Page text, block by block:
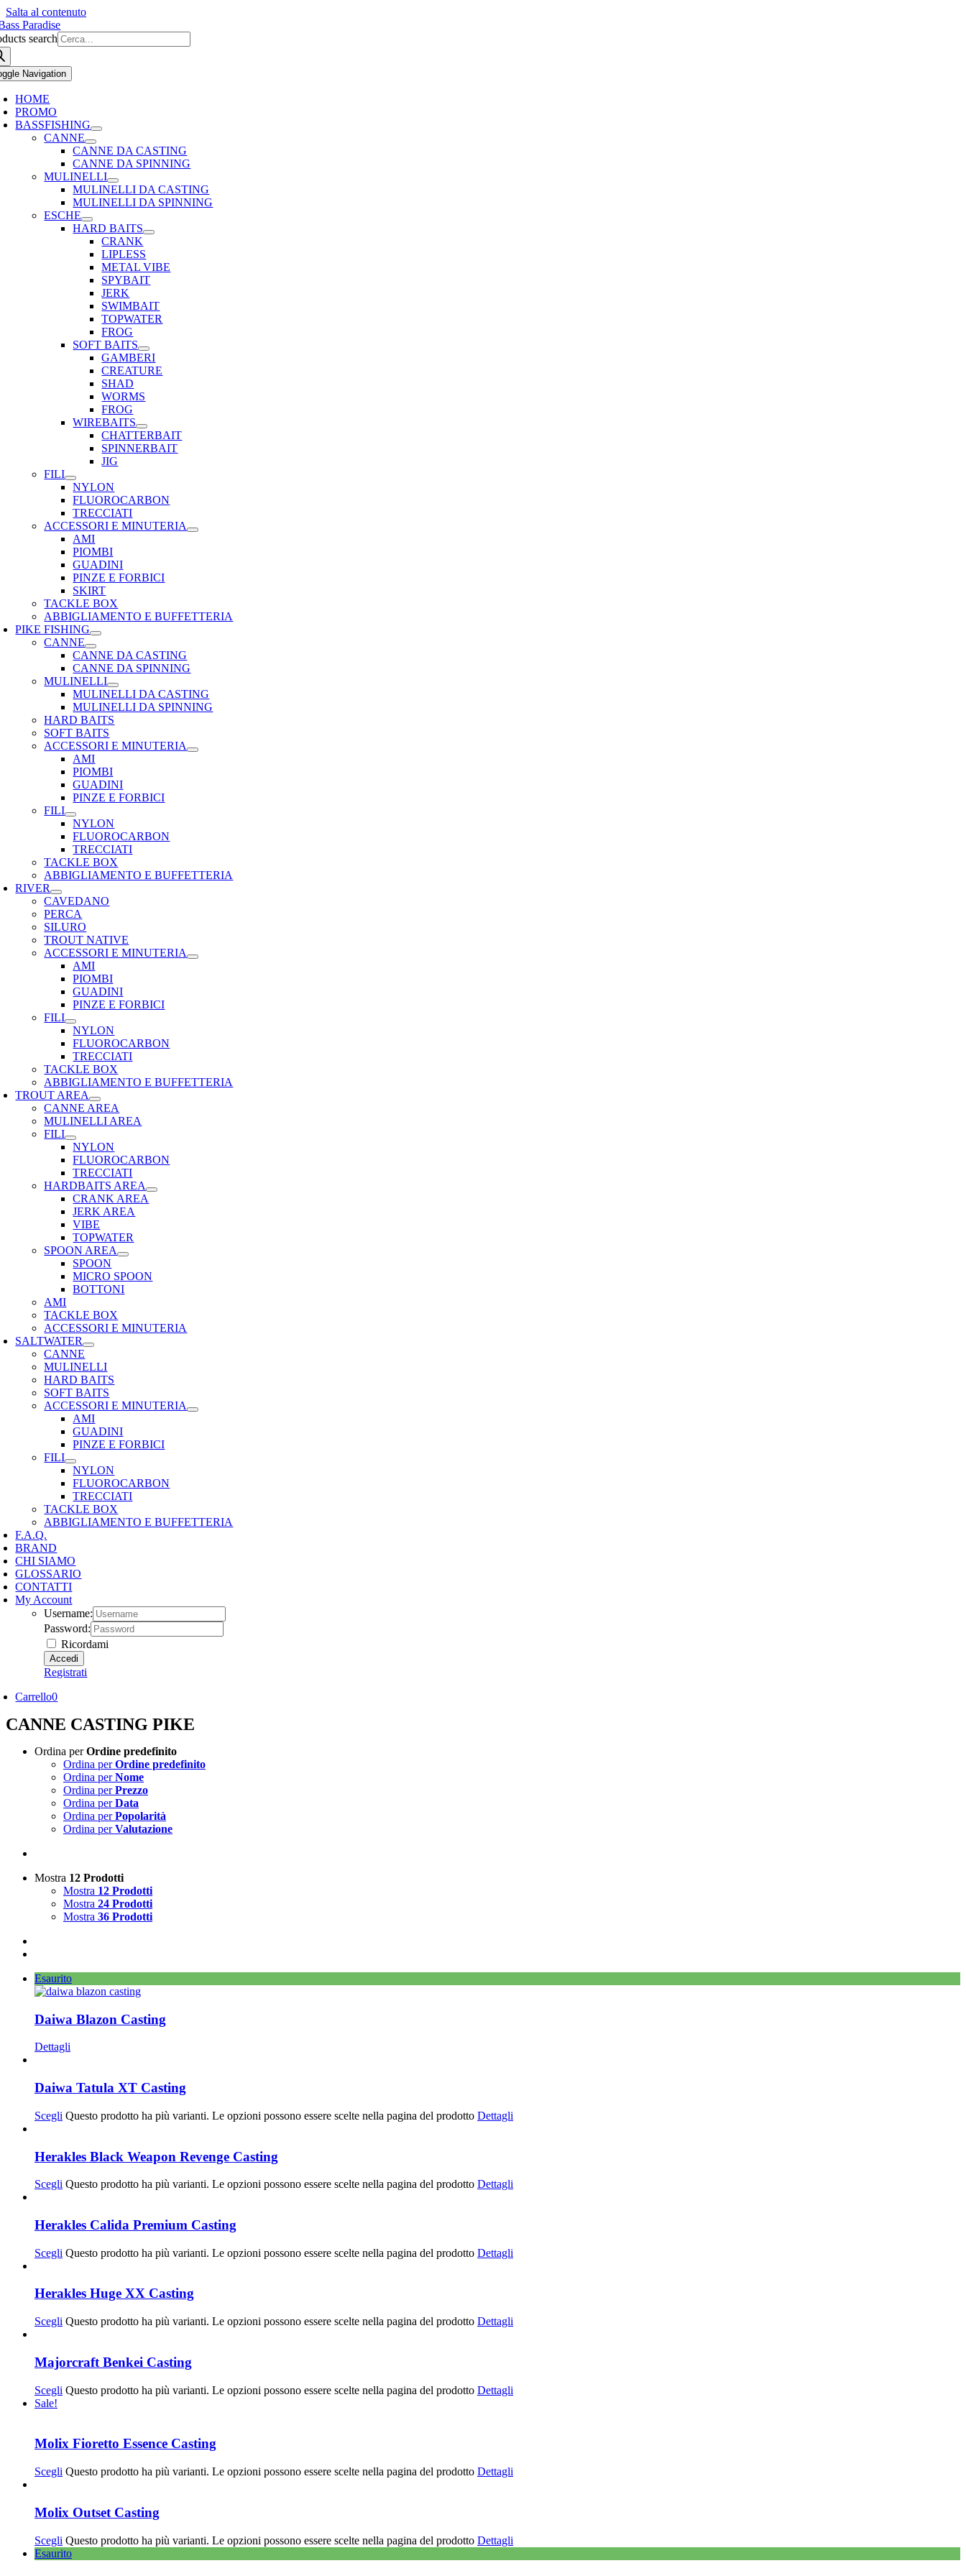
Salta al contenuto
search
Navigation
HOME
PROMO
BASSFISHING
CANNE
CANNE DA CASTING
CANNE DA SPINNING
MULINELLI
MULINELLI DA CASTING
MULINELLI DA SPINNING
ESCHE
HARD BAITS
CRANK
LIPLESS
METAL VIBE
SPYBAIT
JERK
SWIMBAIT
TOPWATER
FROG
SOFT BAITS
GAMBERI
CREATURE
SHAD
WORMS
FROG
WIREBAITS
CHATTERBAIT
SPINNERBAIT
JIG
FILI
NYLON
FLUOROCARBON
TRECCIATI
ACCESSORI E MINUTERIA
AMI
PIOMBI
GUADINI
PINZE E FORBICI
SKIRT
TACKLE BOX
ABBIGLIAMENTO E BUFFETTERIA
PIKE FISHING
CANNE
CANNE DA CASTING
CANNE DA SPINNING
MULINELLI
MULINELLI DA CASTING
MULINELLI DA SPINNING
HARD BAITS
SOFT BAITS
ACCESSORI E MINUTERIA
AMI
PIOMBI
GUADINI
PINZE E FORBICI
FILI
NYLON
FLUOROCARBON
TRECCIATI
TACKLE BOX
ABBIGLIAMENTO E BUFFETTERIA
RIVER
CAVEDANO
PERCA
SILURO
TROUT NATIVE
ACCESSORI E MINUTERIA
AMI
PIOMBI
GUADINI
PINZE E FORBICI
FILI
NYLON
FLUOROCARBON
TRECCIATI
TACKLE BOX
ABBIGLIAMENTO E BUFFETTERIA
TROUT AREA
CANNE AREA
MULINELLI AREA
FILI
NYLON
FLUOROCARBON
TRECCIATI
HARDBAITS AREA
CRANK AREA
JERK AREA
VIBE
TOPWATER
SPOON AREA
SPOON
MICRO SPOON
BOTTONI
AMI
TACKLE BOX
ACCESSORI E MINUTERIA
SALTWATER
CANNE
MULINELLI
HARD BAITS
SOFT BAITS
ACCESSORI E MINUTERIA
AMI
GUADINI
PINZE E FORBICI
FILI
NYLON
FLUOROCARBON
TRECCIATI
TACKLE BOX
ABBIGLIAMENTO E BUFFETTERIA
F.A.Q.
BRAND
CHI SIAMO
GLOSSARIO
CONTATTI
My Account
Username:
Password:
Ricordami
Registrati
Carrello0
CANNE CASTING PIKE
Ordina perOrdine predefinito
Ordina perOrdine predefinito
Ordina perNome
Ordina perPrezzo
Ordina perData
Ordina perPopolarità
Ordina perValutazione
Mostra 12 Prodotti
Mostra 12 Prodotti
Mostra 24 Prodotti
Mostra 36 Prodotti
Esaurito
Daiwa Blazon Casting
Dettagli
Daiwa Tatula XT Casting
Scegli Questo prodotto ha più varianti. Le opzioni possono essere scelte nella pagina del prodotto Dettagli
Herakles Black Weapon Revenge Casting
Scegli Questo prodotto ha più varianti. Le opzioni possono essere scelte nella pagina del prodotto Dettagli
Herakles Calida Premium Casting
Scegli Questo prodotto ha più varianti. Le opzioni possono essere scelte nella pagina del prodotto Dettagli
Herakles Huge XX Casting
Scegli Questo prodotto ha più varianti. Le opzioni possono essere scelte nella pagina del prodotto Dettagli
Majorcraft Benkei Casting
Scegli Questo prodotto ha più varianti. Le opzioni possono essere scelte nella pagina del prodotto Dettagli
Sale!
Molix Fioretto Essence Casting
Scegli Questo prodotto ha più varianti. Le opzioni possono essere scelte nella pagina del prodotto Dettagli
Molix Outset Casting
Scegli Questo prodotto ha più varianti. Le opzioni possono essere scelte nella pagina del prodotto Dettagli
Esaurito